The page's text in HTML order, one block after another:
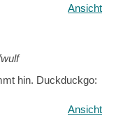
Ansicht
hin. Duckduckgo:
Ansicht